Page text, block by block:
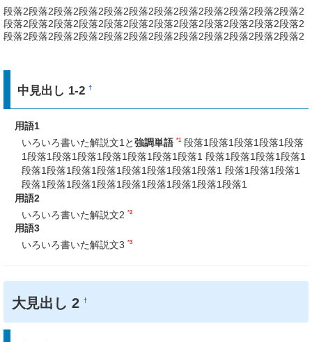
段落2段落2段落2段落2段落2段落2段落2段落2段落2段落2段落2段落2
段落2段落2段落2段落2段落2段落2段落2段落2段落2段落2段落2段落2
段落2段落2段落2段落2段落2段落2段落2段落2段落2段落2段落2段落2
中見出し 1-2†
用語1
いろいろ書いた解説文1と強調単語 *1段落1段落1段落1段落1段落
1段落1段落1段落1段落1段落1段落1段落1 段落1段落1段落1段落1
段落1段落1段落1段落1段落1段落1段落1段落1 段落1段落1段落1
段落1段落1段落1段落1段落1段落1段落1段落1段落1
用語2
いろいろ書いた解説文2 *2
用語3
いろいろ書いた解説文3 *3
大見出し 2†